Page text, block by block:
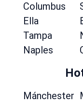
Columbus
Ella
Tampa
Naples
Mánchester